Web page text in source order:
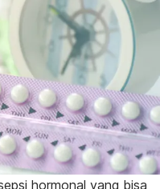
hormonal yang bisa